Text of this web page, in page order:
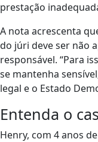
prestação
A nota acrescenta
do júri deve ser não
responsável. “Para
se mantenha
legal e o Estado
Entenda o
Henry, com 4 anos